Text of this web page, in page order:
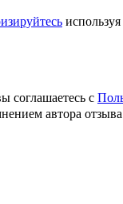
соглашаетесь с
автора